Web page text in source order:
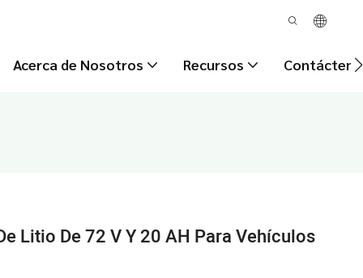
Acerca de Nosotros Recursos
Litio De 72 V Y 20 AH Para Vehículos